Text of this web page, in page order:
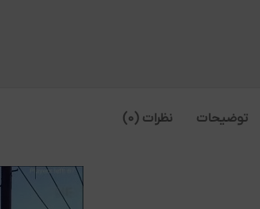
توضیحات نظرات (0)